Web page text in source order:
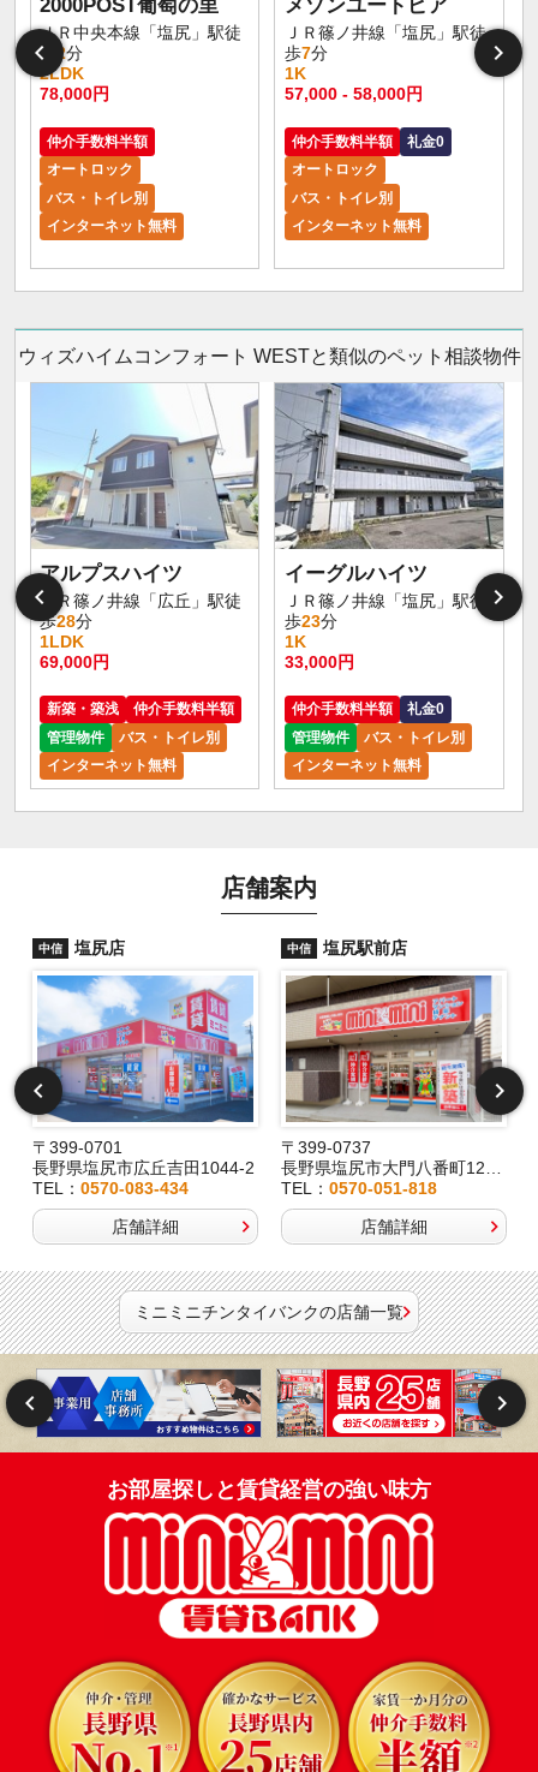
2000POST葡萄の里
ＪＲ中央本線「塩尻」駅徒
歩
2分
2LDK
78,000円
仲介手数料半額
オートロック
バス・トイレ別
インターネット無料
メゾンユートピア
ＪＲ篠ノ井線「塩尻」駅徒
歩7分
1K
57,000 - 58,000円
仲介手数料半額
礼金0
オートロック
バス・トイレ別
インターネット無料
ウィズハイムコンフォート WESTと類似のペット相談物件
アルプスハイツ
ＪＲ篠ノ井線「広丘」駅徒
歩28分
1LDK
69,000円
新築・築浅
仲介手数料半額
管理物件
バス・トイレ別
インターネット無料
イーグルハイツ
ＪＲ篠ノ井線「塩尻」駅徒
歩23分
1K
33,000円
仲介手数料半額
礼金0
管理物件
バス・トイレ別
インターネット無料
店舗案内
中信 塩尻店
〒399-0701
長野県塩尻市広丘吉田1044-2
TEL： 0570-083-434
店舗詳細
中信 塩尻駅前店
〒399-0737
長野県塩尻市大門八番町12-29
TEL： 0570-051-818
店舗詳細
ミニミニチンタイバンクの店舗一覧
お部屋探しと賃貸経営の強い味方